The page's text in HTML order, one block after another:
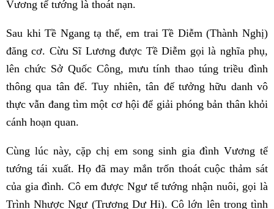
Vương tể tướng là thoát nạn.
Sau khi Tề Ngang tạ thế, em trai Tề Diễm (Thành Nghị)
đăng cơ. Cừu Sĩ Lương được Tề Diễm gọi là nghĩa phụ,
lên chức Sở Quốc Công, mưu tính thao túng triều đình
thông qua tân đế. Tuy nhiên, tân đế tưởng hữu danh vô
thực vẫn đang tìm một cơ hội để giải phóng bản thân khỏi
cánh hoạn quan.
Cùng lúc này, cặp chị em song sinh gia đình Vương tể
tướng tái xuất. Họ đã may mắn trốn thoát cuộc thảm sát
của gia đình. Cô em được Ngư tể tướng nhận nuôi, gọi là
Trình Nhược Ngư (Trương Dư Hi). Cô lớn lên trong tình